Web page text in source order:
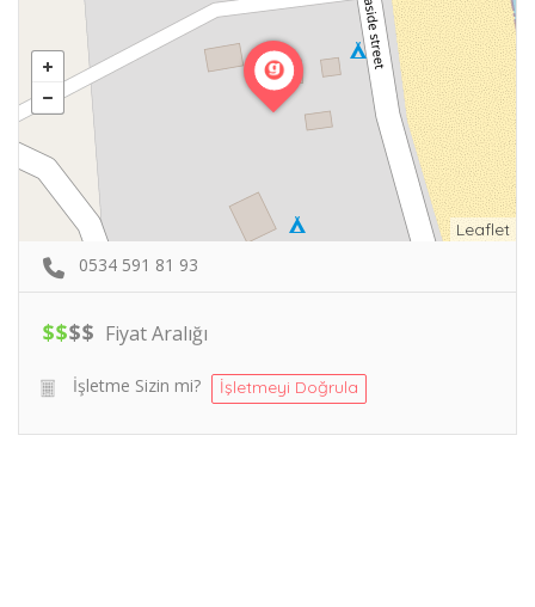
Leaflet
0534 591 81 93
$$$$ Fiyat Aralığı
İşletme Sizin mi? İşletmeyi Doğrula